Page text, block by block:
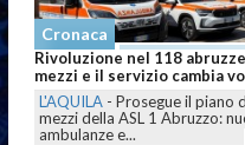
Cronaca
Abruzzo brucia ancora,
Canadair mobilitati contro
L'AQUILA -Dall’Aquilano al
Teramano, volontari, mezzi
Canadair sono...